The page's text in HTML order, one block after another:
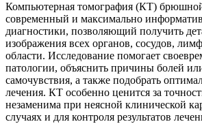
Компьютерная томография (КТ)
современный и максимально
диагностики, позволяющий получить
изображения всех органов, сосудов,
области. Исследование помогает
патологии, объяснить причины болей
самочувствия, а также подобрать
лечения. КТ особенно ценится за
незаменима при неясной клинической
случаях и для контроля результатов